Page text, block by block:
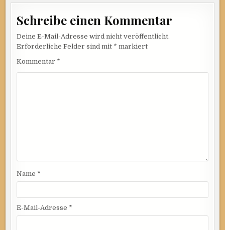
Schreibe einen Kommentar
Deine E-Mail-Adresse wird nicht veröffentlicht.
Erforderliche Felder sind mit * markiert
Kommentar *
Name *
E-Mail-Adresse *